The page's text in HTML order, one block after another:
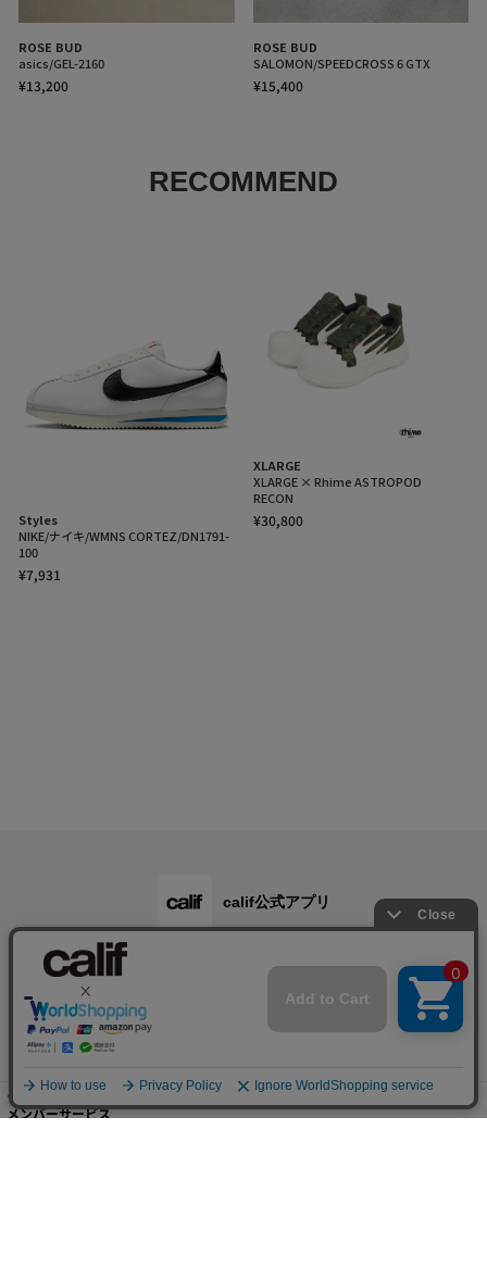
ROSE BUD
asics/GEL-2160
¥13,200
ROSE BUD
SALOMON/SPEEDCROSS 6 GTX
¥15,400
RECOMMEND
Styles
NIKE/ナイキ/WMNS CORTEZ/DN1791-
100
¥7,931
XLARGE
XLARGE × Rhime ASTROPOD
RECON
¥30,800
ご利用ガイド
メンバーサービス
calif公式アプリ